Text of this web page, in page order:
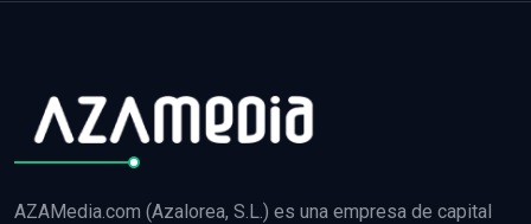
AZAMedia.com (Azalorea, S.L.) es una empresa de capital